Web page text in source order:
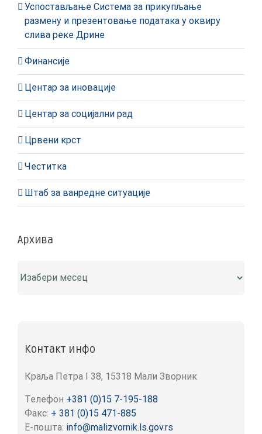
Успостављање Система за прикупљање
размену и презентовање података у оквиру
слива реке Дрине
Финансије
Центар за иновације
Центар за социјални рад
Црвени крст
Честитка
Штаб за ванредне ситуације
Архива
Контакт инфо
Краља Петра I 38, 15318 Мали Зворник
Телефон +381 (0)15 7-195-188
Факс: + 381 (0)15 471-885
Е-пошта: info@malizvornik.ls.gov.rs